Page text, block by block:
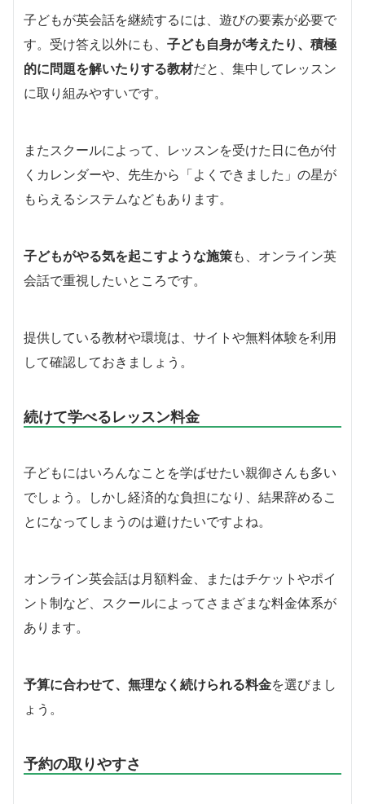
子どもが英会話を継続するには、遊びの要素が必要で
す。受け答え以外にも、 子ども自身が考えたり、積極
的に問題を解いたりする教材だと、集中してレッスン
に取り組みやすいです。
またスクールによって、レッスンを受けた日に色が付
くカレンダーや、先生から「よくできました」の星が
もらえるシステムなどもあります。
子どもがやる気を起こすような施策も、オンライン英
会話で重視したいところです。
提供している教材や環境は、サイトや無料体験を利用
して確認しておきましょう。
続けて学べるレッスン料金
子どもにはいろんなことを学ばせたい親御さんも多い
でしょう。しかし経済的な負担になり、結果辞めるこ
とになってしまうのは避けたいですよね。
オンライン英会話は月額料金、またはチケットやポイ
ント制など、スクールによってさまざまな料金体系が
あります。
予算に合わせて、無理なく続けられる料金を選びまし
ょう。
予約の取りやすさ